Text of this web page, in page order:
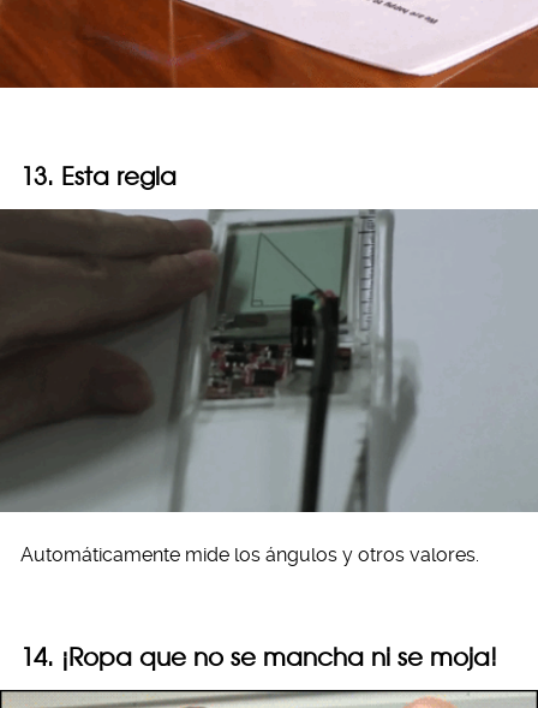
13. Esta regla
Automáticamente mide los ángulos y otros valores.
14. ¡Ropa que no se mancha ni se moja!